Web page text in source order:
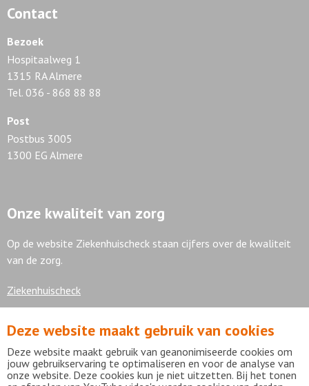
Contact
Bezoek
Hospitaalweg 1
1315 RA Almere
Tel. 036 - 868 88 88
Post
Postbus 3005
1300 EG Almere
Onze kwaliteit van zorg
Op de website Ziekenhuischeck staan cijfers over de kwaliteit
van de zorg.
Ziekenhuischeck
7,9
Deze website maakt gebruik van cookies
Deze website maakt gebruik van geanonimiseerde cookies om
jouw gebruikservaring te optimaliseren en voor de analyse van
onze website. Deze cookies kun je niet uitzetten. Bij het tonen